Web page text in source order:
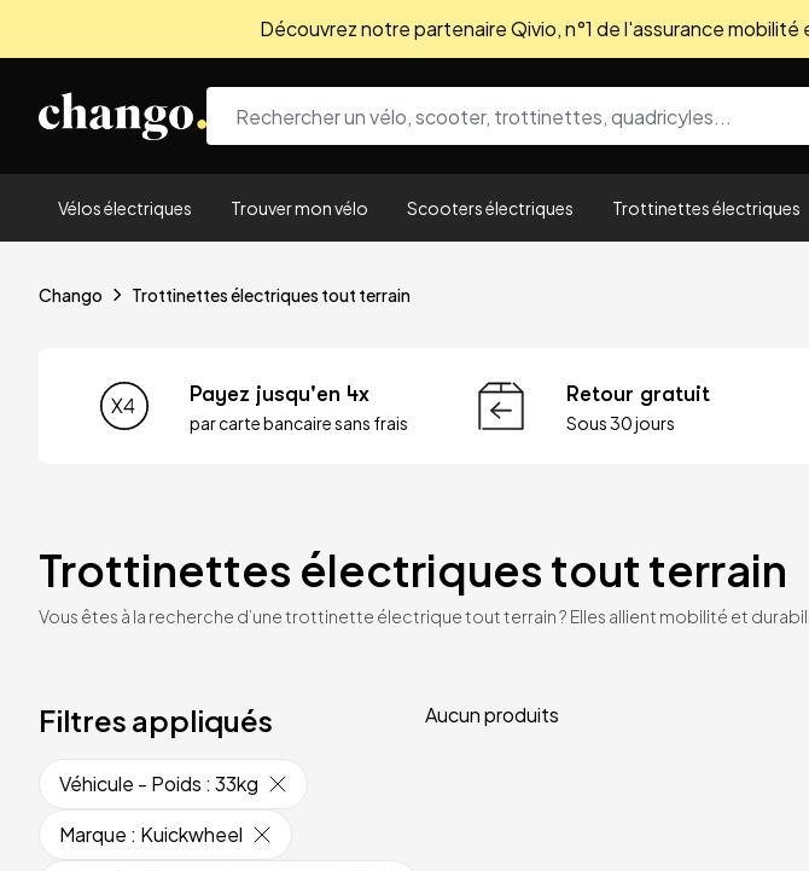
Découvrez notre partenaire Qivio, n°1 de l'assurance mobilité
Vélos électriques Trouver mon vélo Scooters électriques Trottinettes électriques
Chango Trottinettes électriques tout terrain
Payez jusqu'en 4x
par carte bancaire sans frais
Retour gratuit
Sous 30 jours
Trottinettes électriques tout terrain
Vous êtes à la recherche d’une trottinette électrique tout terrain ? Elles allient mobilité et
Filtres appliqués
Véhicule - Poids : 33kg
Marque : Kuickwheel
Aucun produits